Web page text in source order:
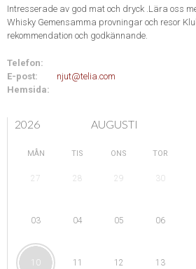
Intresserade av god mat och dryck .Lära oss
Whisky Gemensamma provningar och resor
rekommendation och godkännande.
Telefon:
E-post:
njut@telia.com
Hemsida:
2026 AUGUSTI
MÅN TIS ONS TOR
27 28 29 30
03 04 05 06
10 11 12 13